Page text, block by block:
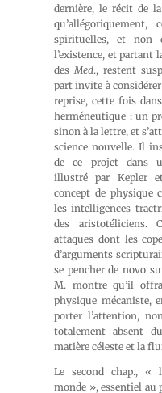
dernière, le récit de
spirituelles, et non
l’existence, et partant
desMed., restent
part invite à considérer
reprise, cette fois
herméneutique : un
sinon à la lettre, et
science nouvelle. Il
de ce projet dans
illustré par Kepler
concept de physique
les intelligences
des aristotéliciens.
attaques dont les
d’arguments
se pencher de novo
M. montre qu’il
physique mécaniste,
porter l’attention,
totalement absent
matière céleste et la
Le second chap., «
monde », essentiel au